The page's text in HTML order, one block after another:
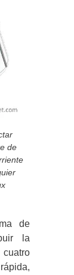
de
de
la
cuatro